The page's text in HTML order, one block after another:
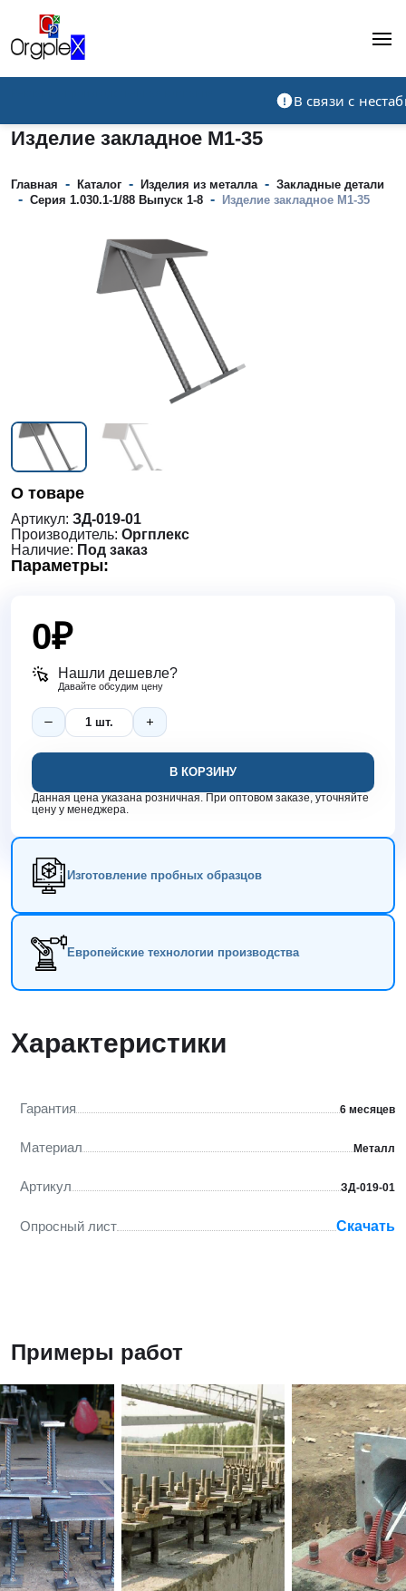
В связи с
Изделие закладное М1-35
Главная - Каталог - Изделия из металла - Закладные детали
- Серия 1.030.1-1/88 Выпуск 1-8 - Изделие закладное М1-35
О товаре
Артикул: ЗД-019-01
Производитель: Оргплекс
Наличие: Под заказ
Параметры:
0₽
Нашли дешевле?
Давайте обсудим цену
В КОРЗИНУ
Данная цена указана розничная. При оптовом заказе, уточняйте
цену у менеджера.
Изготовление пробных образцов
Европейские технологии производства
Характеристики
Гарантия 6 месяцев
Материал Металл
Артикул ЗД-019-01
Опросный лист Скачать
Примеры работ